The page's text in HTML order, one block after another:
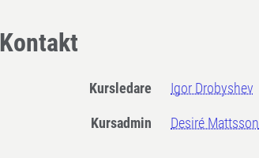
Kontakt
Kursledare Igor Drobyshev
Kursadmin Desiré Mattsson